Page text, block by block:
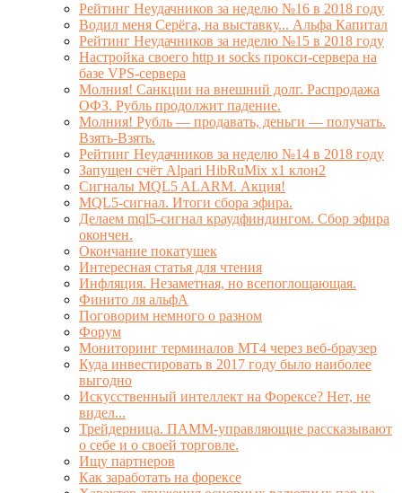
Рейтинг Неудачников за неделю №16 в 2018 году
Водил меня Серёга, на выставку... Альфа Капитал
Рейтинг Неудачников за неделю №15 в 2018 году
Настройка своего http и socks прокси-сервера на
базе VPS-сервера
Молния! Санкции на внешний долг. Распродажа
ОФЗ. Рубль продолжит падение.
Молния! Рубль — продавать, деньги — получать.
Взять-Взять.
Рейтинг Неудачников за неделю №14 в 2018 году
Запущен счёт Alpari HibRuMix x1 клон2
Сигналы MQL5 ALARM. Акция!
MQL5-сигнал. Итоги сбора эфира.
Делаем mql5-сигнал краудфиндингом. Сбор эфира
окончен.
Окончание покатушек
Интересная статья для чтения
Инфляция. Незаметная, но всепоглощающая.
Финито ля альфА
Поговорим немного о разном
Форум
Мониторинг терминалов МТ4 через веб-браузер
Куда инвестировать в 2017 году было наиболее
выгодно
Искусственный интеллект на Форексе? Нет, не
видел...
Трейдерница. ПАММ-управляющие рассказывают
о себе и о своей торговле.
Ищу партнеров
Как заработать на форексе